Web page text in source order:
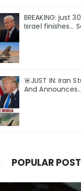
BREAKING: just
Israel finishes…
🚨JUST IN: Iran
And
POPULAR